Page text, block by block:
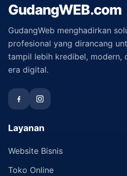
GudangWEB.com
GudangWeb menghadirkan
profesional yang dirancang
tampil lebih kredibel, modern,
era digital.
Layanan
Website Bisnis
Toko Online